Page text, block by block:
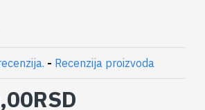
- Recenzija proizvoda